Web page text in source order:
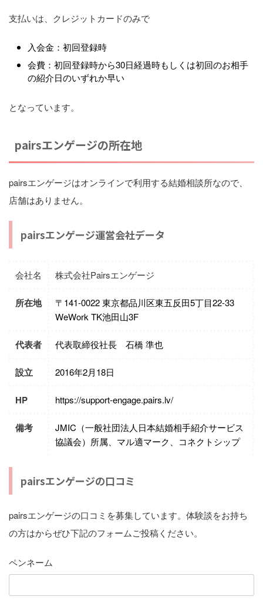
支払いは、クレジットカードのみで
入会金：初回登録時
会費：初回登録時から30日経過時もしくは初回のお相手
の紹介日のいずれか早い
となっています。
pairsエンゲージの所在地
pairsエンゲージはオンラインで利用する結婚相談所なので、
店舗はありません。
pairsエンゲージ運営会社データ
会社名 株式会社Pairsエンゲージ
所在地
〒141-0022 東京都品川区東五反田5丁目22-33
WeWork TK池田山3F
代表者 代表取締役社長 石橋 準也
設立 2016年2月18日
HP https://support-engage.pairs.lv/
備考
JMIC（一般社団法人日本結婚相手紹介サービス
協議会）所属、マル適マーク、コネクトシップ
pairsエンゲージの口コミ
pairsエンゲージの口コミを募集しています。体験談をお持ち
の方はからぜひ下記のフォームご投稿ください。
ペンネーム